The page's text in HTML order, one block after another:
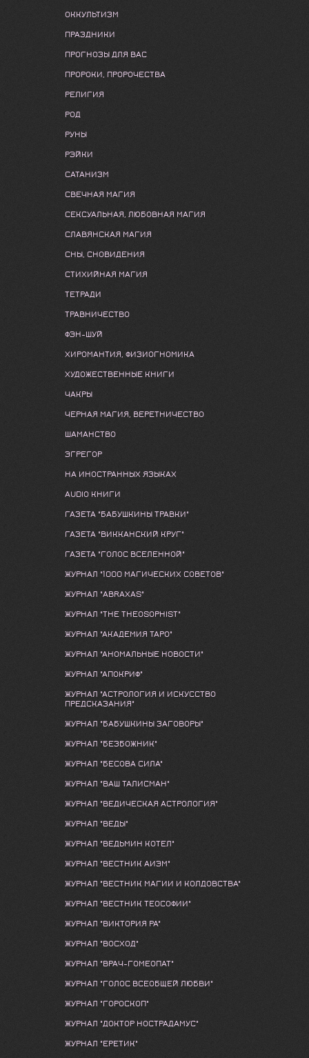
ОККУЛЬТИЗМ
ПРАЗДНИКИ
ПРОГНОЗЫ ДЛЯ ВАС
ПРОРОКИ, ПРОРОЧЕСТВА
РЕЛИГИЯ
РОД
РУНЫ
РЭЙКИ
САТАНИЗМ
СВЕЧНАЯ МАГИЯ
СЕКСУАЛЬНАЯ, ЛЮБОВНАЯ МАГИЯ
СЛАВЯНСКАЯ МАГИЯ
СНЫ, СНОВИДЕНИЯ
СТИХИЙНАЯ МАГИЯ
ТЕТРАДИ
ТРАВНИЧЕСТВО
ФЭН-ШУЙ
ХИРОМАНТИЯ, ФИЗИОГНОМИКА
ХУДОЖЕСТВЕННЫЕ КНИГИ
ЧАКРЫ
ЧЕРНАЯ МАГИЯ, ВЕРЕТНИЧЕСТВО
ШАМАНСТВО
ЭГРЕГОР
НА ИНОСТРАННЫХ ЯЗЫКАХ
AUDIO КНИГИ
ГАЗЕТА "БАБУШКИНЫ ТРАВКИ"
ГАЗЕТА "ВИККАНСКИЙ КРУГ"
ГАЗЕТА "ГОЛОС ВСЕЛЕННОЙ"
ЖУРНАЛ "1000 МАГИЧЕСКИХ СОВЕТОВ"
ЖУРНАЛ "ABRAXAS"
ЖУРНАЛ "THE THEOSOPHIST"
ЖУРНАЛ "АКАДЕМИЯ ТАРО"
ЖУРНАЛ "АНОМАЛЬНЫЕ НОВОСТИ"
ЖУРНАЛ "АПОКРИФ"
ЖУРНАЛ "АСТРОЛОГИЯ И ИСКУССТВО
ПРЕДСКАЗАНИЯ"
ЖУРНАЛ "БАБУШКИНЫ ЗАГОВОРЫ"
ЖУРНАЛ "БЕЗБОЖНИК"
ЖУРНАЛ "БЕСОВА СИЛА"
ЖУРНАЛ "ВАШ ТАЛИСМАН"
ЖУРНАЛ "ВЕДИЧЕСКАЯ АСТРОЛОГИЯ"
ЖУРНАЛ "ВЕДЫ"
ЖУРНАЛ "ВЕДЬМИН КОТЕЛ"
ЖУРНАЛ "ВЕСТНИК АИЭМ"
ЖУРНАЛ "ВЕСТНИК МАГИИ И КОЛДОВСТВА"
ЖУРНАЛ "ВЕСТНИК ТЕОСОФИИ"
ЖУРНАЛ "ВИКТОРИЯ РА"
ЖУРНАЛ "ВОСХОД"
ЖУРНАЛ "ВРАЧ-ГОМЕОПАТ"
ЖУРНАЛ "ГОЛОС ВСЕОБЩЕЙ ЛЮБВИ"
ЖУРНАЛ "ГОРОСКОП"
ЖУРНАЛ "ДОКТОР НОСТРАДАМУС"
ЖУРНАЛ "ЕРЕТИК"